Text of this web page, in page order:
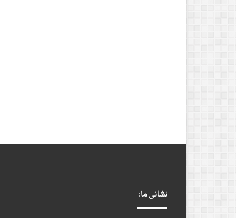
نشانی ما: